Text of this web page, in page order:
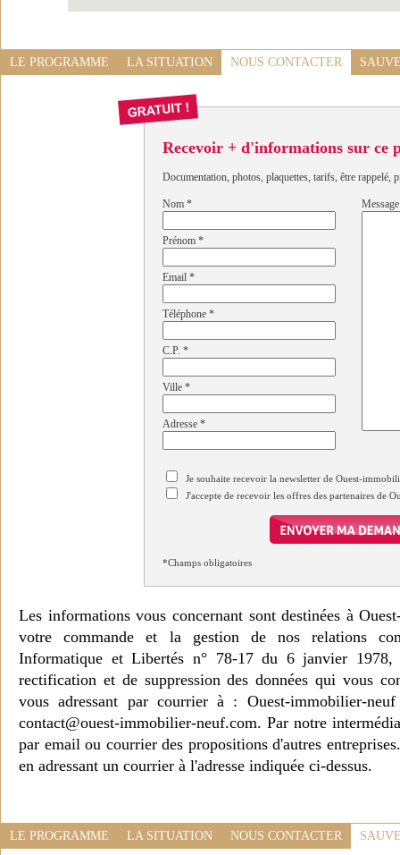
LE PROGRAMME LA SITUATION NOUS CONTACTER
Recevoir + d'informations sur ce
Documentation, photos, plaquettes, tarifs, être rappelé,
Nom *
Prénom *
Email *
Téléphone *
C.P. *
Ville *
Adresse *
Message
Je souhaite recevoir la newsletter de Ouest-
J'accepte de recevoir les offres des partenaires de
*Champs obligatoires
Les informations vous concernant sont destinées à
votre commande et la gestion de nos relations
Informatique et Libertés n° 78-17 du 6 janvier 1978,
rectification et de suppression des données qui vous
vous adressant par courrier à : Ouest-immobilier-
contact@ouest-immobilier-neuf.com. Par notre
par email ou courrier des propositions d'autres
en adressant un courrier à l'adresse indiquée ci-dessus.
LE PROGRAMME LA SITUATION NOUS CONTACTER